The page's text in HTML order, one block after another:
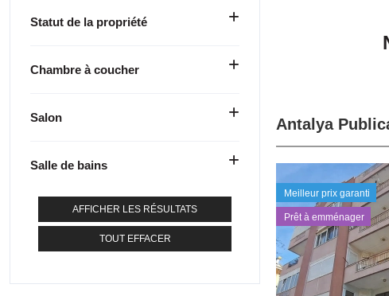
Statut de la propriété
Chambre à coucher
Salon
Salle de bains
AFFICHER LES RÉSULTATS
TOUT EFFACER
Antalya
Meilleur prix garanti
Prêt à emménager